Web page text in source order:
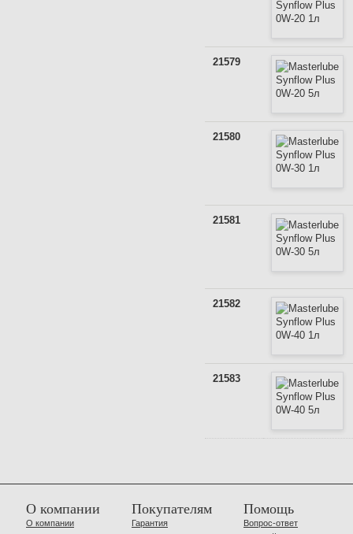
21579
21580
21581
21582
21583
О компании
О компании
Покупателям
Гарантия
Помощь
Вопрос-ответ